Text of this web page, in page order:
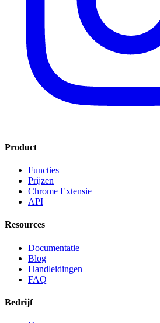
Product
Functies
Prijzen
Chrome Extensie
API
Resources
Documentatie
Blog
Handleidingen
FAQ
Bedrijf